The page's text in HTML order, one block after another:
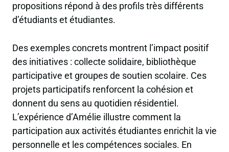
propositions répond à des profils très différents
d’étudiants et étudiantes.
Des exemples concrets montrent l’impact positif
des initiatives : collecte solidaire, bibliothèque
participative et groupes de soutien scolaire. Ces
projets participatifs renforcent la cohésion et
donnent du sens au quotidien résidentiel.
L’expérience d’Amélie illustre comment la
participation aux activités étudiantes enrichit la vie
personnelle et les compétences sociales. En